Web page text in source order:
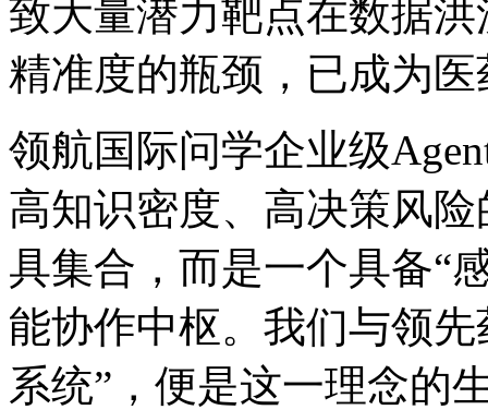
致大量潜力靶点在数据
精准度的瓶颈，已成
领航国际问学企业级Agent
高知识密度、高决策
具集合，而是一个具
能协作中枢。我们与领
系统”，便是这一理念的